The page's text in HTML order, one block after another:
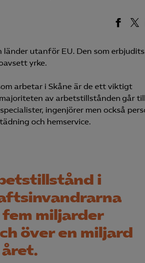
utanför EU. Den som
yrke.
arbetar i Skåne är de ett viktigt
av arbetstillstånden går till
ingenjörer men också
och hemservice.
i
miljarder
över en miljard